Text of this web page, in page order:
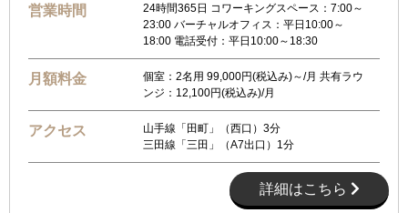
営業時間
24時間365日 コワーキングスペース：7:00～
23:00 バーチャルオフィス：平日10:00～
18:00 電話受付：平日10:00～18:30
月額料金
個室：2名用 99,000円(税込み)～/月 共有ラウ
ンジ：12,100円(税込み)/月
アクセス
山手線「田町」（西口）3分
三田線「三田」（A7出口）1分
詳細はこちら